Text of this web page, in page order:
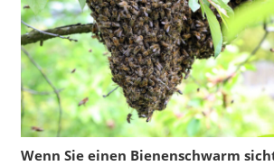
Wenn Sie einen Bienenschwarm